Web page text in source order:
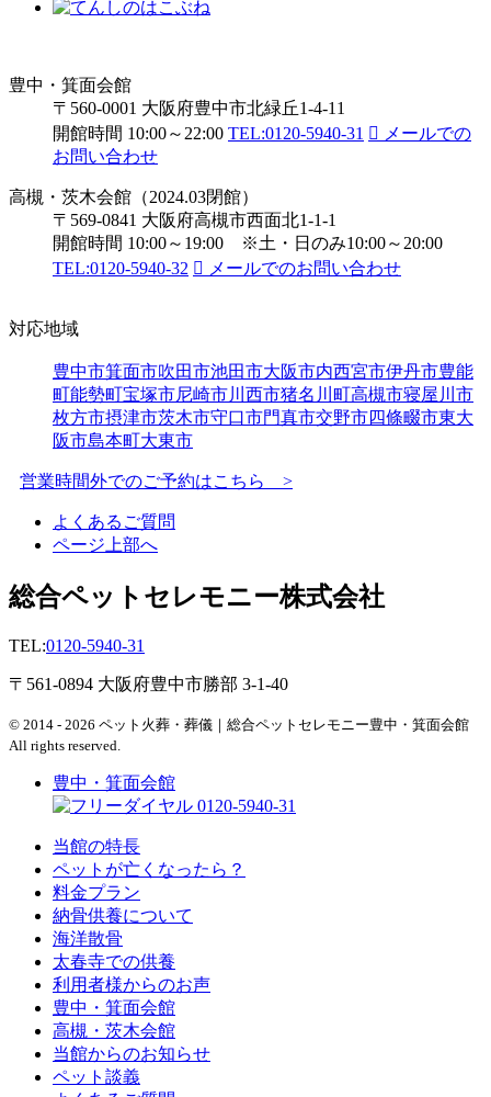
豊中・箕面会館
〒560-0001 大阪府豊中市北緑丘1-4-11
開館時間 10:00～22:00 TEL:0120-5940-31
メールでの
お問い合わせ
高槻・茨木会館（2024.03閉館）
〒569-0841 大阪府高槻市西面北1-1-1
開館時間 10:00～19:00 ※土・日のみ10:00～20:00
TEL:0120-5940-32
メールでのお問い合わせ
対応地域
豊中市箕面市吹田市池田市大阪市内西宮市伊丹市豊能
町能勢町宝塚市尼崎市川西市猪名川町高槻市寝屋川市
枚方市摂津市茨木市守口市門真市交野市四條畷市東大
阪市島本町大東市
営業時間外でのご予約はこちら >
よくあるご質問
ページ上部へ
総合ペットセレモニー株式会社
TEL:0120-5940-31
〒561-0894 大阪府豊中市勝部 3-1-40
© 2014 - 2026 ペット火葬・葬儀｜総合ペットセレモニー豊中・箕面会館
All rights reserved.
豊中・箕面会館
0120-5940-31
当館の特長
ペットが亡くなったら？
料金プラン
納骨供養について
海洋散骨
太春寺での供養
利用者様からのお声
豊中・箕面会館
高槻・茨木会館
当館からのお知らせ
ペット談義